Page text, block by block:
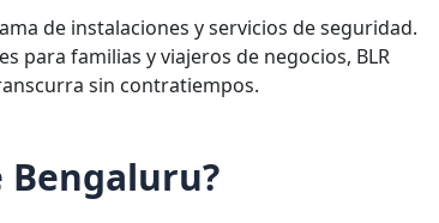
de instalaciones y servicios de seguridad.
para familias y viajeros de negocios, BLR
sin contratiempos.
Bengaluru?